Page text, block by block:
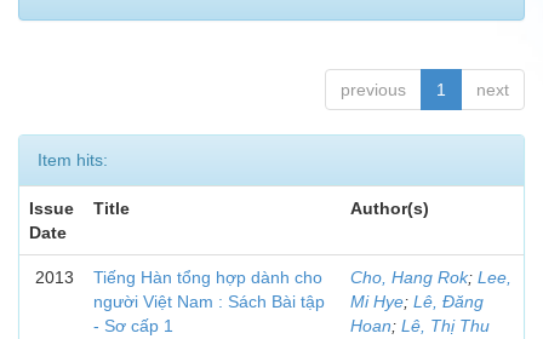
previous 1 next
Item hits:
Issue
Date
Title Author(s)
2013
Tiếng Hàn tổng hợp dành cho
người Việt Nam : Sách Bài tập
- Sơ cấp 1
Cho, Hang Rok; Lee,
Mi Hye; Lê, Đăng
Hoan; Lê, Thị Thu